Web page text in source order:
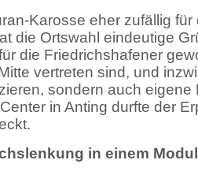
Karosse eher zufällig
die Ortswahl eindeutige
die Friedrichshafener
vertreten sind, und
sondern auch eigene
in Anting durfte der
in einem Modul